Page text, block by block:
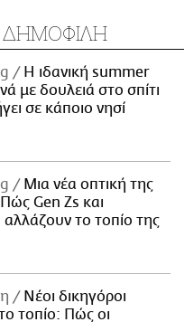
ΔΗΜΟΦΙΛΗ
Η ιδανική summer
με δουλειά στο σπίτι
σε κάποιο νησί
Μια νέα οπτική της
Πώς Gen Zs και
το τοπίο της
Νέοι δικηγόροι
τοπίο: Πώς οι